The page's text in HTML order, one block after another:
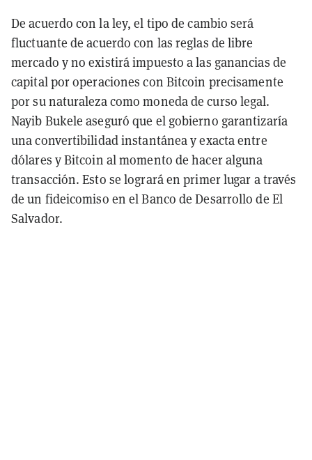
De acuerdo con la ley, el tipo de cambio será
fluctuante de acuerdo con las reglas de libre
mercado y no existirá impuesto a las ganancias de
capital por operaciones con Bitcoin precisamente
por su naturaleza como moneda de curso legal.
Nayib Bukele aseguró que el gobierno garantizaría
una convertibilidad instantánea y exacta entre
dólares y Bitcoin al momento de hacer alguna
transacción. Esto se logrará en primer lugar a través
de un fideicomiso en el Banco de Desarrollo de El
Salvador.